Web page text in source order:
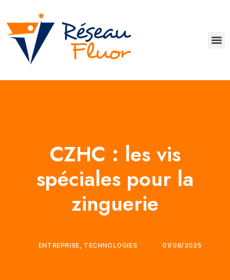
CZHC : les vis
spéciales pour la
zinguerie
ENTREPRISE, TECHNOLOGIES 01/08/2025